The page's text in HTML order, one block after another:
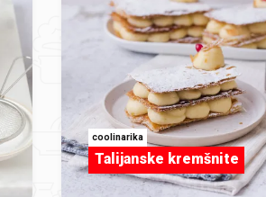
coolinarika
Talijanske kremšnite